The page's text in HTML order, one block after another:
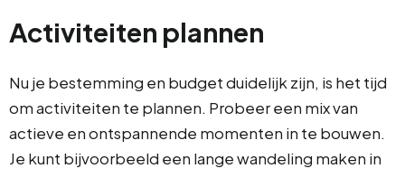
Activiteiten plannen
Nu je bestemming en budget duidelijk zijn, is het tijd
om activiteiten te plannen. Probeer een mix van
actieve en ontspannende momenten in te bouwen.
Je kunt bijvoorbeeld een lange wandeling maken in